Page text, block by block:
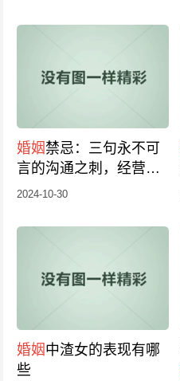
婚姻禁忌：三句永不可
言的沟通之刺，经营幸
福婚姻的秘诀！
2024-10-30
婚姻中渣女的表现有哪
些